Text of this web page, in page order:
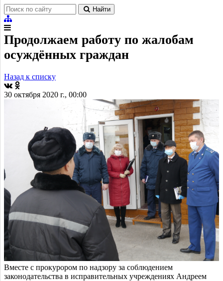
Найти
Продолжаем работу по жалобам
осуждённых граждан
Назад к списку
30 октября 2020 г., 00:00
Вместе с прокурором по надзору за соблюдением
законодательства в исправительных учреждениях Андреем